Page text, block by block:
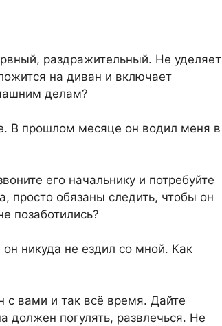
раздражительный. Не уделяет
на диван и включает
делам?
В прошлом месяце он водил меня в
его начальнику и потребуйте
просто обязаны следить, чтобы он
позаботились?
никуда не ездил со мной. Как
с вами и так всё время. Дайте
должен погулять, развлечься. Не